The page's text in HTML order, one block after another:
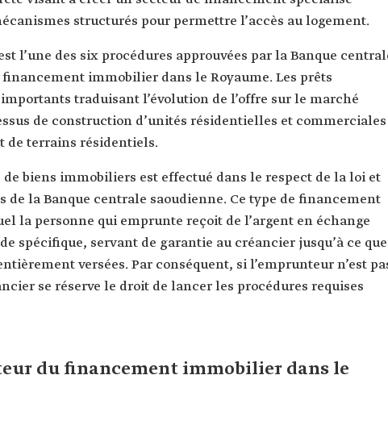
structurés pour permettre l’accès au logement.
l’une des six procédures approuvées par la Banque
immobilier dans le Royaume. Les prêts
traduisant l’évolution de l’offre sur le marché
de construction d’unités résidentielles et commerciales
de terrains résidentiels.
biens immobiliers est effectué dans le respect de la loi et
de la Banque centrale saoudienne. Ce type de financement
la personne qui emprunte reçoit de l’argent en échange
spécifique, servant de garantie au créancier jusqu’à ce que
versées. Par conséquent, si l’emprunteur n’est
se réserve le droit de lancer les procédures requises
du financement immobilier dans le